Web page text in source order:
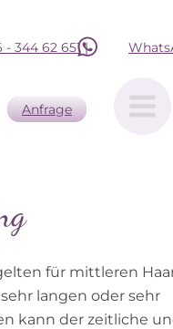
Anfrage
Anfrage
- 344 62 651 |
für mittleren
langen oder sehr
kann der zeitliche